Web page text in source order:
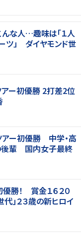
んな人…趣味は「１人
ツ」 ダイヤモンド世
ー初優勝 2打差2位
ー初優勝 中学・高
後輩 国内女子最終
優勝！ 賞金１６２０
」２３歳の新ヒロイ